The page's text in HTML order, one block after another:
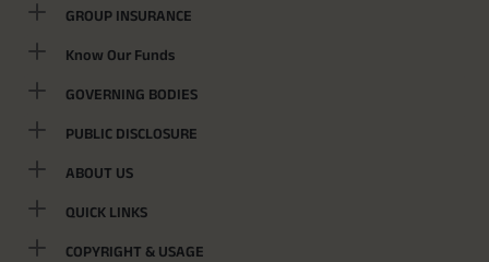
GROUP INSURANCE
Know Our Funds
GOVERNING BODIES
PUBLIC DISCLOSURE
ABOUT US
QUICK LINKS
COPYRIGHT & USAGE